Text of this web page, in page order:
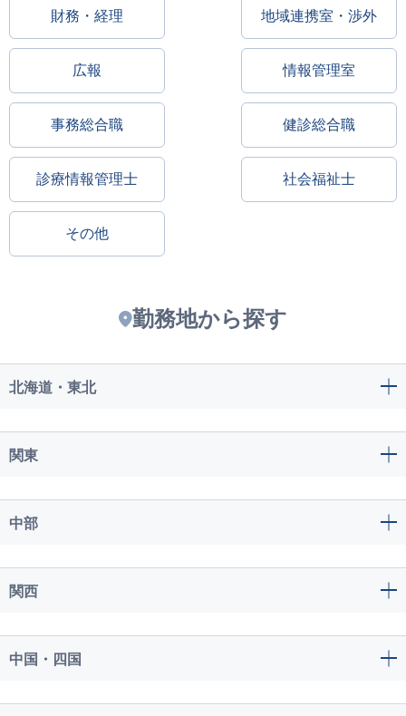
財務・経理 地域連携室・渉外
広報 情報管理室
事務総合職 健診総合職
診療情報管理士 社会福祉士
その他
勤務地から探す
北海道・東北
関東
中部
関西
中国・四国